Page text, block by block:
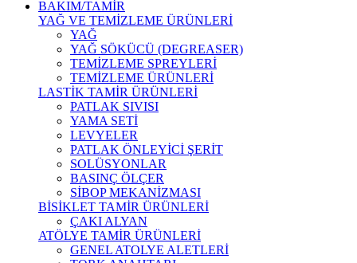
BAKIM/TAMİR
YAĞ VE TEMİZLEME ÜRÜNLERİ
YAĞ
YAĞ SÖKÜCÜ (DEGREASER)
TEMİZLEME SPREYLERİ
TEMİZLEME ÜRÜNLERİ
LASTİK TAMİR ÜRÜNLERİ
PATLAK SIVISI
YAMA SETİ
LEVYELER
PATLAK ÖNLEYİCİ ŞERİT
SOLÜSYONLAR
BASINÇ ÖLÇER
SİBOP MEKANİZMASI
BİSİKLET TAMİR ÜRÜNLERİ
ÇAKI ALYAN
ATÖLYE TAMİR ÜRÜNLERİ
GENEL ATOLYE ALETLERİ